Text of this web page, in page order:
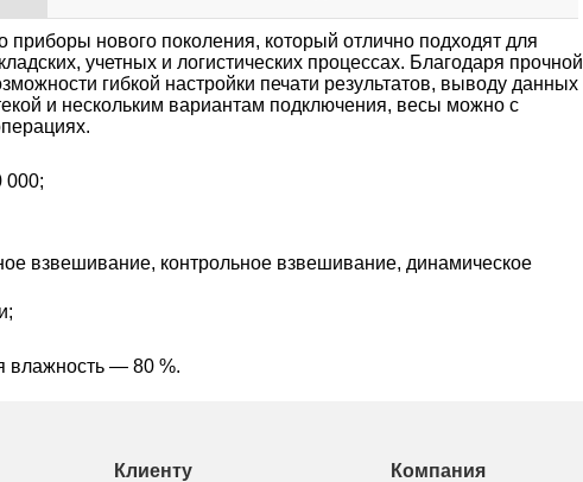
приборы нового поколения, который отлично подходят для
учетных и логистических процессах. Благодаря прочной
гибкой настройки печати результатов, выводу данных
и нескольким вариантам подключения, весы можно с
000;
взвешивание, контрольное взвешивание, динамическое
влажность — 80 %.
Клиенту Компания